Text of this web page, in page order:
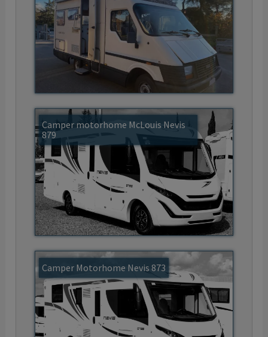
Camper motorhome McLouis Nevis
879
Camper Motorhome Nevis 873